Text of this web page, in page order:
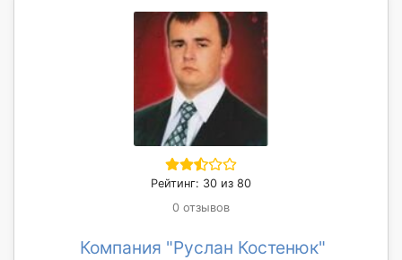
Рейтинг: 30 из 80
0 отзывов
Компания "Руслан Костенюк"